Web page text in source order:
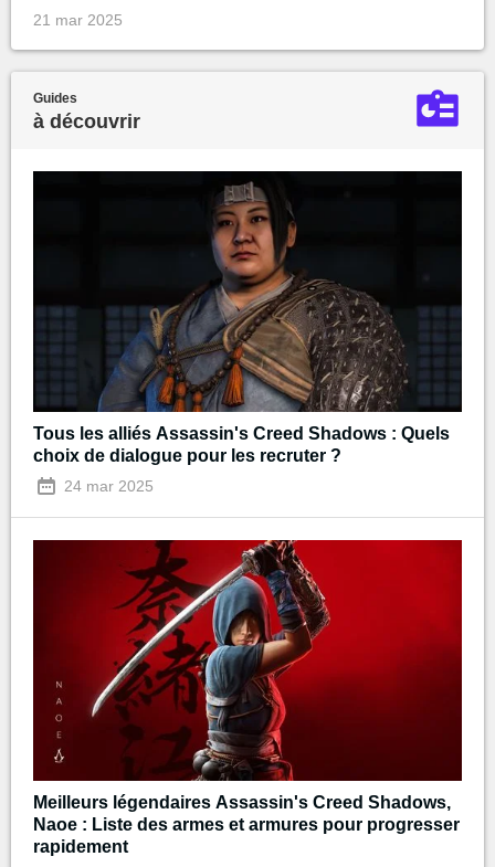
21 mar 2025
Guides
à découvrir
Tous les alliés Assassin's Creed Shadows : Quels
choix de dialogue pour les recruter ?
24 mar 2025
Meilleurs légendaires Assassin's Creed Shadows,
Naoe : Liste des armes et armures pour progresser
rapidement